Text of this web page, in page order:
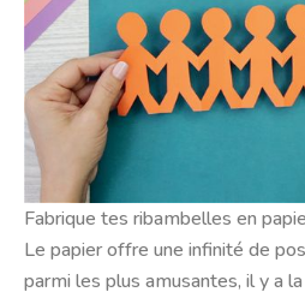
Fabrique tes ribambelles en
Le papier offre une infinité de
parmi les plus amusantes, il y a